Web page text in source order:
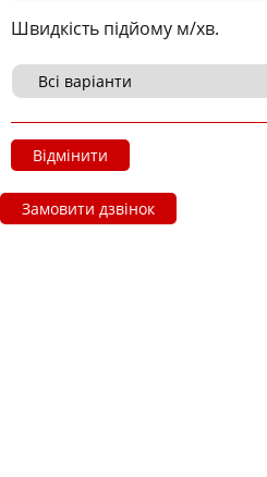
Швидкість підйому м/хв.
Відмінити
Замовити дзвінок